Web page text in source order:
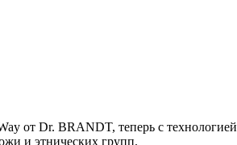
от Dr. BRANDT, теперь с технологией
и этнических групп.